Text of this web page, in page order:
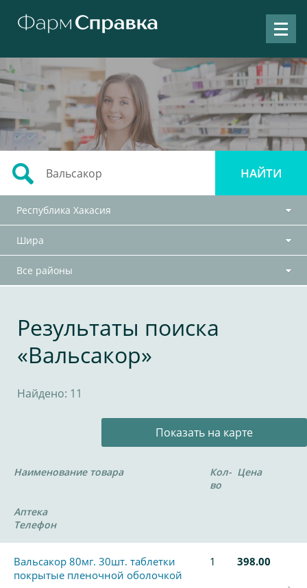
Республика Хакасия
Шира
Все районы
Результаты поиска
«Вальсакор»
Найдено: 11
Показать на карте
Наименование товара
Кол-
во
Цена
Аптека
Телефон
Вальсакор 80мг. 30шт. таблетки
покрытые пленочной оболочкой
1 398.00